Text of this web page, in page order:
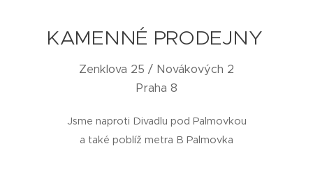
KAMENNÉ PRODEJNY
Zenklova 25 / Novákových 2
Praha 8
Jsme naproti Divadlu pod Palmovkou
a také poblíž metra B Palmovka